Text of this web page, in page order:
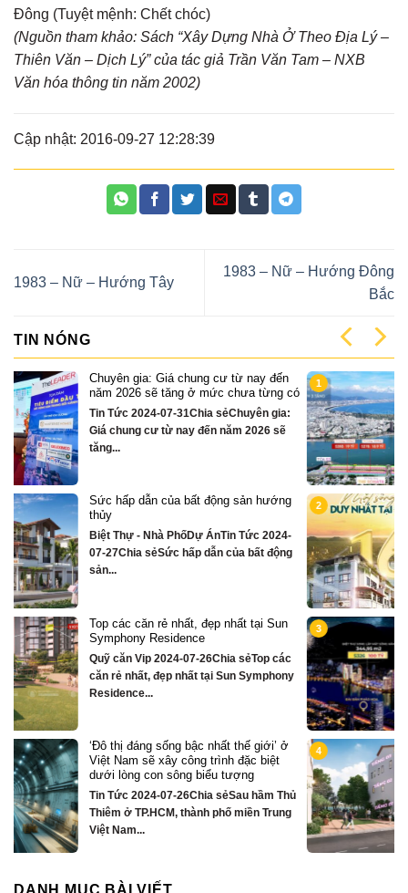
Đông (Tuyệt mệnh: Chết chóc)
(Nguồn tham khảo: Sách “Xây Dựng Nhà Ở Theo Địa Lý –
Thiên Văn – Dịch Lý” của tác giả Trần Văn Tam – NXB
Văn hóa thông tin năm 2002)
Cập nhật: 2016-09-27 12:28:39
1983 – Nữ – Hướng Tây
1983 – Nữ – Hướng Đông
Bắc
TIN NÓNG
1
Cặp Nhà phố sát sông Sonata 3 tầng
chỉ hơn 16 tỷ
Quỹ căn VipTin Tức 2024-12-13Chia
sẻCặp nhà phố 3 tầng sát sông Hàn Đà
Chỉ hơn 16 tỷ – nhà phố 3 tầng bên
sông Hàn sở hữu tiện ích biệt thự trăm
tỷ
Quỹ căn VipTin Tức 2024-09-05Chia sẻ
Chỉ hơn 16 tỷ – nhà phố 3 tầng...
3
Biệt thự song lập mặt sông Hàn, trung
tâm Đà Nẵng ngay khán đài xem pháo
hoa DIFF
Quỹ căn VipTin Tức 2024-08-28Chia
sẻCHỈ DUY NHẤT 16 CĂN BIỆT THỰ 3
4
Nhà phố bên sông Hàn, ngay sát toà
căn hộ cao cấp S3 gần ngay mặt sông
Quỹ căn VipTin Tức 2024-08-28Chia
sẻNHÀ PHỐ BÊN SÔNG HÀN
TOWNHOUSE KINH DOANH THƯƠNG
có